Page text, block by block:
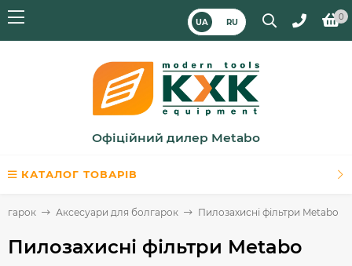
UA RU
0
Офіційний дилер Metabo
КАТАЛОГ ТОВАРІВ
Аксесуари для болгарок Пилозахисні фільтри Metabo
Пилозахисні фільтри Metabo